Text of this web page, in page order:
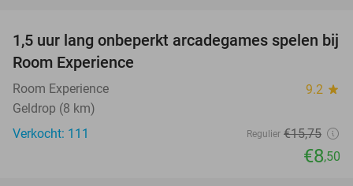
46%
1,5 uur lang onbeperkt arcadegames spelen bij
Room Experience
Room Experience 9.2 star
Geldrop (8 km)
Verkocht: 111
Regulier €15,75
€8,50